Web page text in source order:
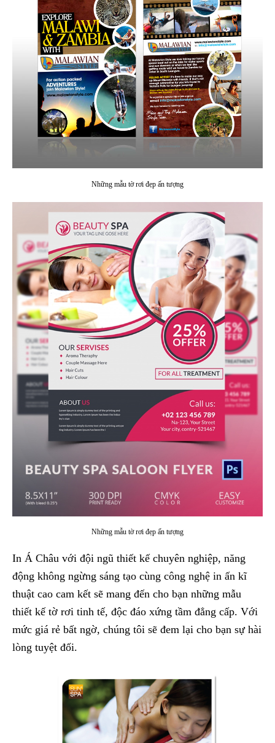
Những mẫu tờ rơi đẹp ấn tượng
Những mẫu tờ rơi đẹp ấn tượng
In Á Châu với đội ngũ thiết kế chuyên nghiệp, năng
động không ngừng sáng tạo cùng công nghệ in ấn kĩ
thuật cao cam kết sẽ mang đến cho bạn những mẫu
thiết kế tờ rơi tinh tế, độc đáo xứng tầm đẳng cấp. Với
mức giá rẻ bất ngờ, chúng tôi sẽ đem lại cho bạn sự hài
lòng tuyệt đối.